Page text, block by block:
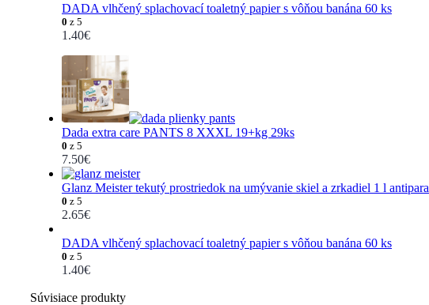
DADA vlhčený splachovací toaletný papier s vôňou banána 60 ks
0 z 5
1.40€
Dada extra care PANTS 8 XXXL 19+kg 29ks
0 z 5
7.50€
Glanz Meister tekutý prostriedok na umývanie skiel a zrkadiel 1 l antipara
0 z 5
2.65€
DADA vlhčený splachovací toaletný papier s vôňou banána 60 ks
0 z 5
1.40€
Súvisiace produkty